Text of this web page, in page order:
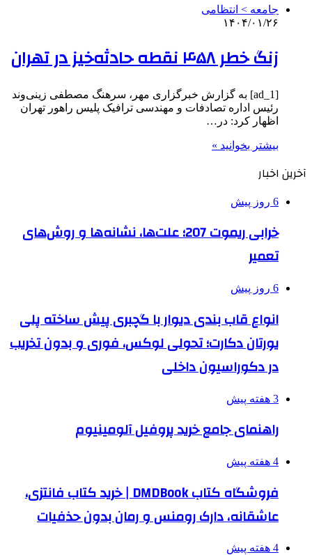
جامعه > انتظامی
۱۴۰۴/۰۱/۲۶
زنگ خطر ۴۵۸ نقطه حادثه‌خیز در تهران
[ad_1] به گزارش خبرگزاری مهر، سرهنگ مصطفی زینی‌وند
رئیس اداره تصادفات و مهندسی ترافیک پلیس راهور تهران
اظهار کرد: در…
بیشتر بخوانید »
آخرین اخبار
6 روز پیش
خرابی ریموت 207؛ علت‌ها، نشانه‌ها و روش‌های
تعمیر
6 روز پیش
انواع قاب بندی دیوار با گچبری پیش ساخته پلی
یورتان دکارت؛ تحولی لوکس، فوری و بدون تخریب
در دکوراسیون داخلی
3 هفته پیش
راهنمای جامع خرید پروفیل آلومینیوم
4 هفته پیش
فروشگاه کتاب DMDBook | خرید کتاب فانتزی،
عاشقانه، دارک رومنس و رمان بدون حذفیات
4 هفته پیش